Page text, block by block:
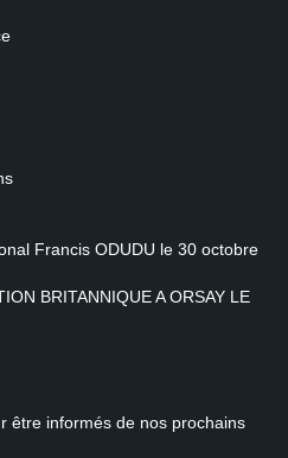
Francis ODUDU le 30 octobre
BRITANNIQUE A ORSAY LE
être informés de nos prochains